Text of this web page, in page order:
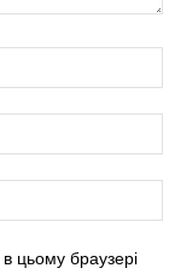
цьому браузері